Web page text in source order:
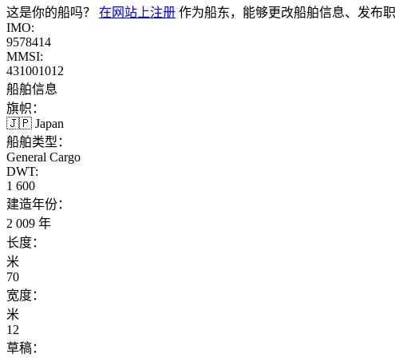
这是你的船吗？ 在网站上注册 作为船东，能够更改船舶信息、发布
IMO:
9578414
MMSI:
431001012
船舶信息
旗帜：
🇯🇵 Japan
船舶类型：
General Cargo
DWT:
1 600
建造年份：
2 009 年
长度：
米
70
宽度：
米
12
草稿：